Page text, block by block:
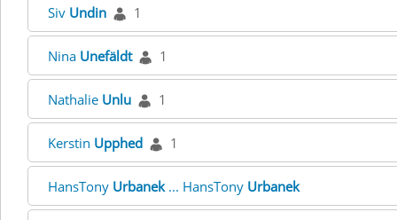
Siv Undin 1
Nina Unefäldt 1
Nathalie Unlu 1
Kerstin Upphed 1
HansTony Urbanek... HansTony Urbanek